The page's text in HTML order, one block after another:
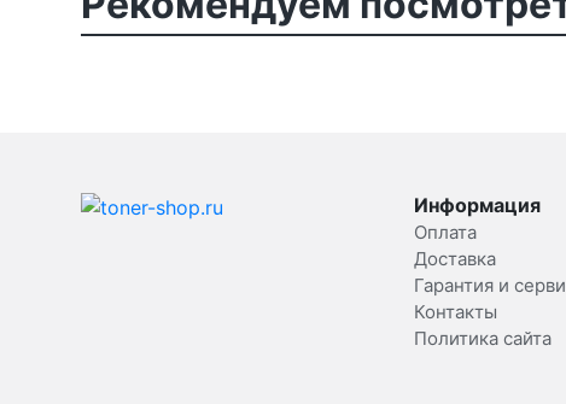
Информация
Оплата
Доставка
Гарантия и
Контакты
Политика сайта